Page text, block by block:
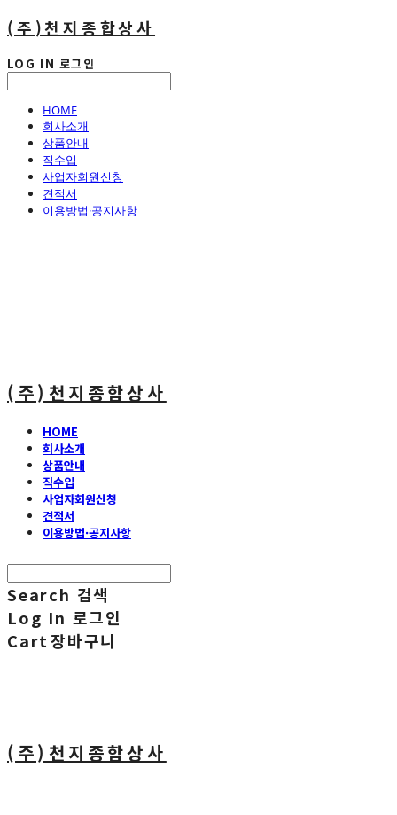
(주)천지종합상사
LOG IN 로그인
HOME
회사소개
상품안내
직수입
사업자회원신청
견적서
이용방법·공지사항
(주)천지종합상사
HOME
회사소개
상품안내
직수입
사업자회원신청
견적서
이용방법·공지사항
Search 검색
Log In 로그인
Cart장바구니
(주)천지종합상사